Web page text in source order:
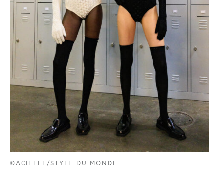
©ACIELLE/STYLE DU MONDE